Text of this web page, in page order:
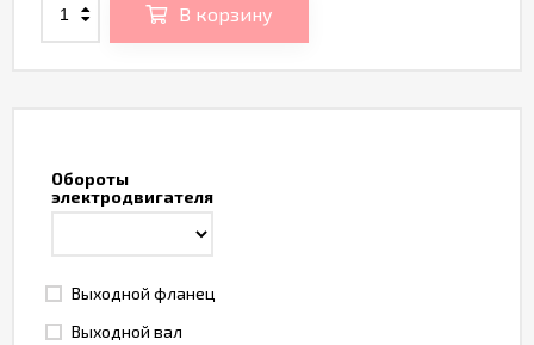
Обороты
электродвигателя
Выходной фланец
Выходной вал
В корзину